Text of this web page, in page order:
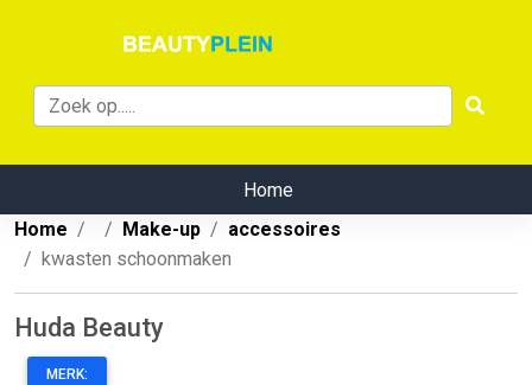
Home
Home
Make-up
accessoires
kwasten schoonmaken
Huda Beauty
MERK: